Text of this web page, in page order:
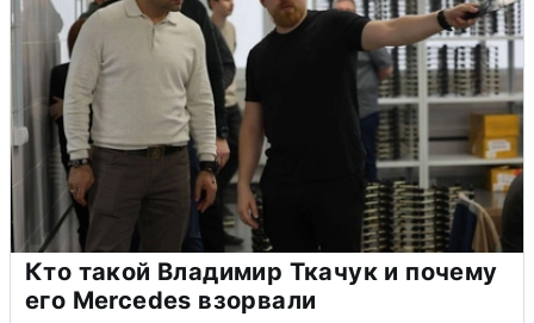
Кто такой Владимир Ткачук и почему
его Mercedes взорвали